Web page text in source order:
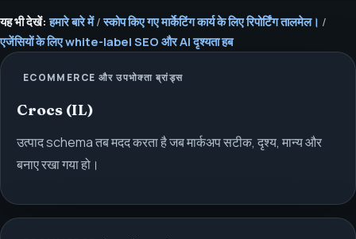
यह भी देखें: हमारे बारे में/स्कोप किए गए मार्केटिंग कार्य के लिए रिपोर्टिंग तालमेल। /
एजेंसियों के लिए white-label SEO और AI दृश्यता हब
ECOMMERCE और उपभोक्ता ब्रांड्स
Crocs (IL)
उत्पाद schema तब मदद करता है जब मार्कअप सटीक, दृश्य, मान्य और
बनाए रखा गया हो।